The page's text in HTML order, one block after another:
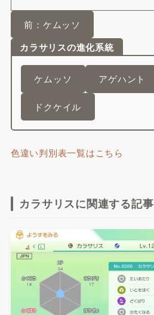
前：ケムッソ
カラサリスの進化系統
ケムッソ アゲハント
ドクケイル
色違い判別表一覧はこちら
カラサリスに関連する記事